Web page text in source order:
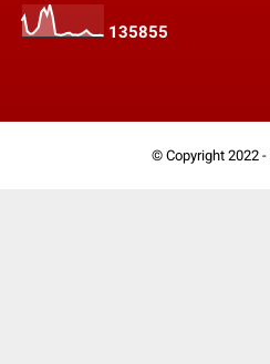
135855
© Copyright 2022 -